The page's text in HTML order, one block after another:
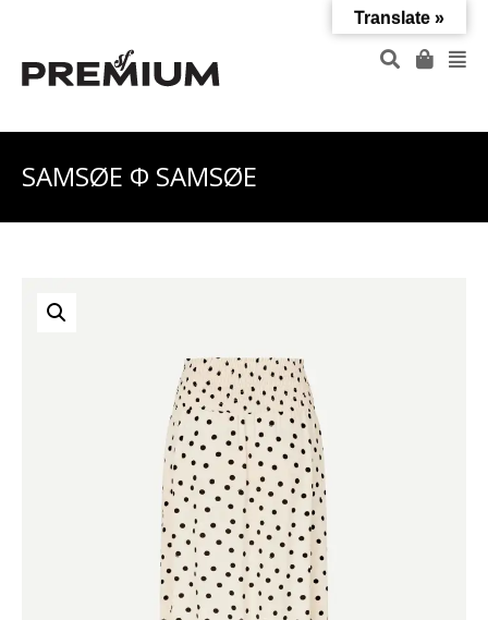
SAMSØE Φ SAMSØE
Translate »